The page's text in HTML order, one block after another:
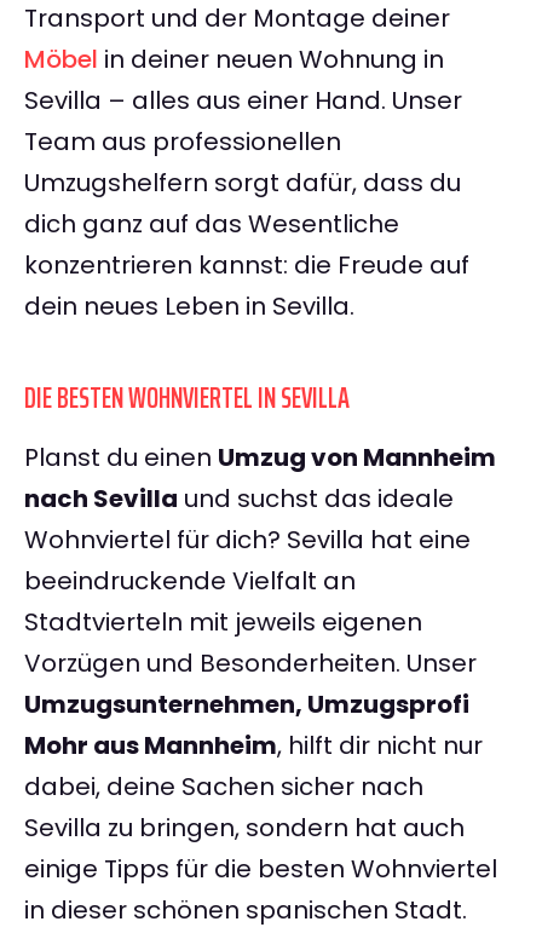
Transport und der Montage deiner
Möbel in deiner neuen Wohnung in
Sevilla – alles aus einer Hand. Unser
Team aus professionellen
Umzugshelfern sorgt dafür, dass du
dich ganz auf das Wesentliche
konzentrieren kannst: die Freude auf
dein neues Leben in Sevilla.
DIE BESTEN WOHNVIERTEL IN SEVILLA
Planst du einen Umzug von Mannheim
nach Sevilla und suchst das ideale
Wohnviertel für dich? Sevilla hat eine
beeindruckende Vielfalt an
Stadtvierteln mit jeweils eigenen
Vorzügen und Besonderheiten. Unser
Umzugsunternehmen, Umzugsprofi
Mohr aus Mannheim, hilft dir nicht nur
dabei, deine Sachen sicher nach
Sevilla zu bringen, sondern hat auch
einige Tipps für die besten Wohnviertel
in dieser schönen spanischen Stadt.